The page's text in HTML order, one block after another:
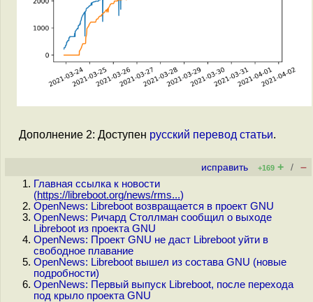
Дополнение 2: Доступен русский перевод статьи.
исправить +169 + / –
Главная ссылка к новости
(https://libreboot.org/news/rms...)
OpenNews: Libreboot возвращается в проект GNU
OpenNews: Ричард Столлман сообщил о выходе
Libreboot из проекта GNU
OpenNews: Проект GNU не даст Libreboot уйти в
свободное плавание
OpenNews: Libreboot вышел из состава GNU (новые
подробности)
OpenNews: Первый выпуск Libreboot, после перехода
под крыло проекта GNU